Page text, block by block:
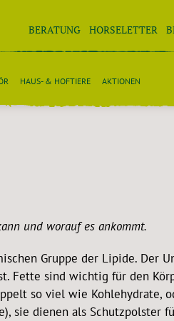
BERATUNG HORSELETTER
HAUS- & HOFTIERE AKTIONEN
und worauf es ankommt.
Gruppe der Lipide. Der
Fette sind wichtig für den
so viel wie Kohlehydrate,
sie dienen als Schutzpolster